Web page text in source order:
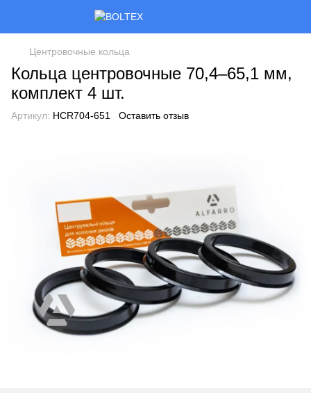
Центровочные кольца
Кольца центровочные 70,4–65,1 мм,
комплект 4 шт.
Артикул: HCR704-651 Оставить отзыв